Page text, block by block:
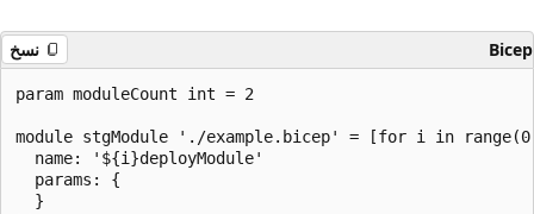
Bicep نسخ
param moduleCount int = 2
module stgModule './example.bicep' = [for i in
  name: '${i}deployModule'
  params: {
  }